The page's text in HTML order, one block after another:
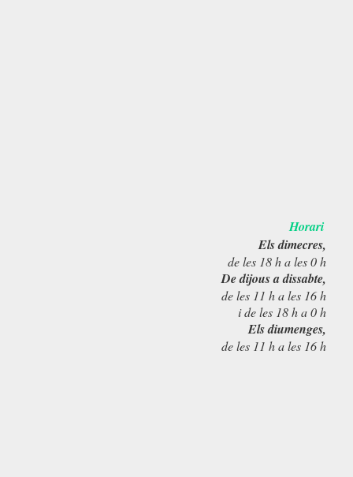
Horari
Els dimecres,
de les 18 h a les 0 h
De dijous a dissabte,
de les 11 h a les 16 h
i de les 18 h a 0 h
Els diumenges,
de les 11 h a les 16 h